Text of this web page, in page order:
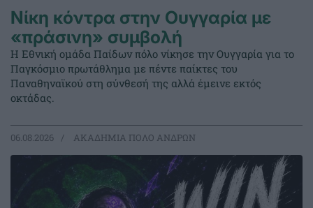
Νίκη κόντρα στην Ουγγαρία με
«πράσινη» συμβολή
Η Εθνική ομάδα Παίδων πόλο νίκησε την Ουγγαρία για το
Παγκόσμιο πρωτάθλημα με πέντε παίκτες του
Παναθηναϊκού στη σύνθεσή της αλλά έμεινε εκτός
οκτάδας.
06.08.2026 ΑΚΑΔΗΜΙΑ ΠΟΛΟ ΑΝΔΡΩΝ